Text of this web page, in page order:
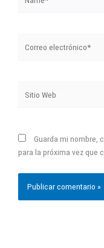
electrónico*
Web
Guarda mi nombre,
para la próxima vez que